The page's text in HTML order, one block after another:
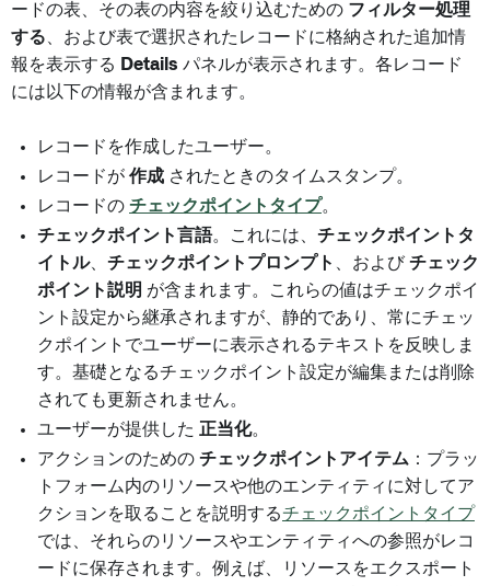
ードの表、その表の内容を絞り込むための フィルター処理
する 、および表で選択されたレコードに格納された追加情
報を表示する Details パネルが表示されます。各レコード
には以下の情報が含まれます。
レコードを作成したユーザー。
レコードが 作成 されたときのタイムスタンプ。
レコードの チェックポイントタイプ。
チェックポイント言語。これには、 チェックポイントタ
イトル、 チェックポイントプロンプト 、およびチェック
ポイント説明 が含まれます。これらの値はチェックポイ
ント設定から継承されますが、静的であり、常にチェッ
クポイントでユーザーに表示されるテキストを反映しま
す。基礎となるチェックポイント設定が編集または削除
されても更新されません。
ユーザーが提供した 正当化。
アクションのための チェックポイントアイテム ：プラッ
トフォーム内のリソースや他のエンティティに対してア
クションを取ることを説明するチェックポイントタイプ
では、それらのリソースやエンティティへの参照がレコ
ードに保存されます。例えば、リソースをエクスポート